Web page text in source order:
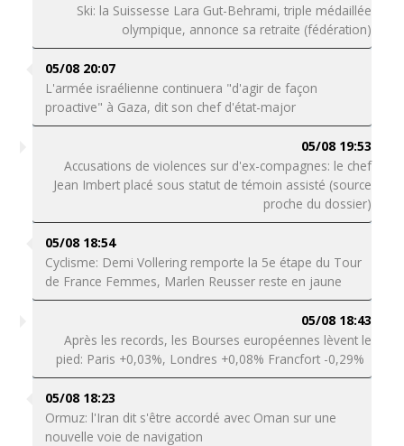
Ski: la Suissesse Lara Gut-Behrami, triple médaillée
olympique, annonce sa retraite (fédération)
05/08 20:07
L'armée israélienne continuera "d'agir de façon
proactive" à Gaza, dit son chef d'état-major
05/08 19:53
Accusations de violences sur d'ex-compagnes: le chef
Jean Imbert placé sous statut de témoin assisté (source
proche du dossier)
05/08 18:54
Cyclisme: Demi Vollering remporte la 5e étape du Tour
de France Femmes, Marlen Reusser reste en jaune
05/08 18:43
Après les records, les Bourses européennes lèvent le
pied: Paris +0,03%, Londres +0,08% Francfort -0,29%
05/08 18:23
Ormuz: l'Iran dit s'être accordé avec Oman sur une
nouvelle voie de navigation